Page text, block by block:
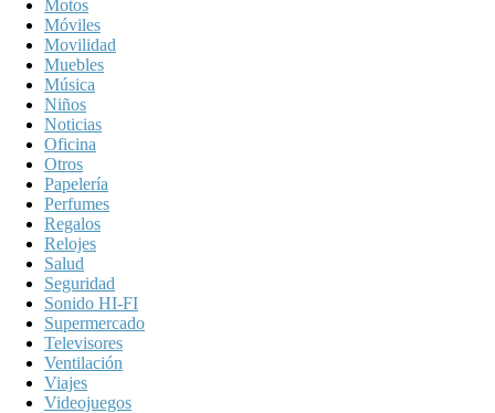
Motos
Móviles
Movilidad
Muebles
Música
Niños
Noticias
Oficina
Otros
Papelería
Perfumes
Regalos
Relojes
Salud
Seguridad
Sonido HI-FI
Supermercado
Televisores
Ventilación
Viajes
Videojuegos